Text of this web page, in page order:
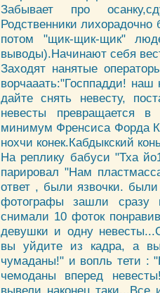
Забывает про
Родственники
потом "щик-щик-щик"
выводы).Начинают себя
Заходят нанятые
ворчааать:"Госппадди!
дайте снять невесту,
невесты превращается
минимум Френсиса Форда
нохчи конек.Кабдыкский
На реплику бабуси "Тха
парировал "Нам
ответ , были язвочки.
фотографы зашли сразу
снимали 10 фоток
девушки и одну
вы уйдите из кадра, а
чумаданы!" и вопль тети :
чемоданы вперед
вывели наконец